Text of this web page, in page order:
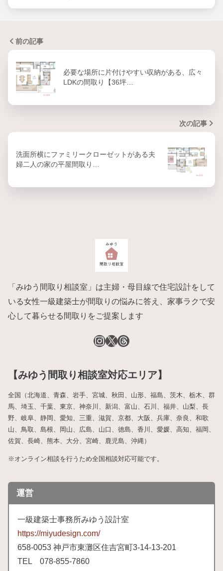
前の記事
必要な場所に片付けやすい収納がある、広々
LDKの間取り【36坪…
次の記事
洗面所横にファミリークローゼットがある夫
婦二人の家の平屋間取り…
「みゆう間取り相談室」は主婦・母目線で住宅設計をして
いる女性一級建築士が間取りの悩みに答え、家事ラクで安
心して暮らせる間取りをご提案します
【みゆう間取り相談室対応エリア】
全国（北海道、青森、岩手、宮城、秋田、山形、福島、茨木、栃木、群
馬、埼玉、千葉、東京、神奈川、新潟、富山、石川、福井、山梨、長
野、岐阜、静岡、愛知、三重、滋賀、京都、大阪、兵庫、奈良、和歌
山、鳥取、島根、岡山、広島、山口、徳島、香川、愛媛、高知、福岡、
佐賀、長崎、熊本、大分、宮崎、鹿児島、沖縄）
※オンライン相談を行うため全国相談対応可能です。
運営
一級建築士事務所みゆう設計室
https://miyudesign.com/
658-0053 神戸市東灘区住吉宮町3-14-13-201
TEL 078-855-7860